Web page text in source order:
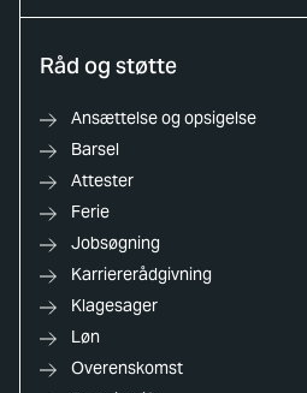
Råd og støtte
Ansættelse og opsigelse
Barsel
Attester
Ferie
Jobsøgning
Karriererådgivning
Klagesager
Løn
Overenskomst